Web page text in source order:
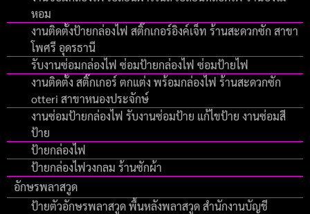
หอม
งานติดตั้งป้ายกล่องไฟ สติ๊กเกอร์อิงค์เจ็ท ร้านสะดวกซัก สาขา
โพศรี อุดรธานี
รับงานซ่อมกล่องไฟ ซ่อมป้ายกล่องไฟ ซ่อมป้ายไฟ
งานติดตั้ง สติ๊กเกอร์ ตกแต่ง พร้อมกล่องไฟ ร้านสะดวกซัก
otteri สาขาหนองประจักษ์
งานซ่อมป้ายกล่องไฟ รับงานซ่อมป้าย แก้ไขป้าย งานซ่อมสี
ป้าย
ป้ายกล่องไฟ
ป้ายกล่องไฟวงกลม ร้านซักผ้า
อักษรพลาสวูด
ป้ายตัวอักษรพลาสวูด พื้นหลังพลาสวูด สำนักงานบัญชี